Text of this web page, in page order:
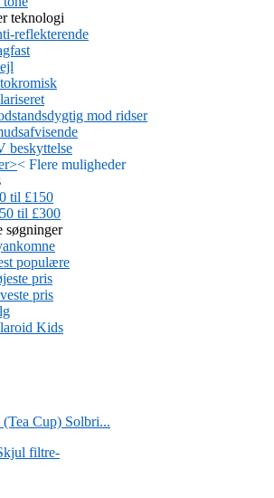
teknologi
reflekterende
mod ridser
beskyttelse
>< Flere muligheder
til £150
til £300
søgninger
populære
pris
pris
Kids
(Tea Cup) Solbri...
filtre-